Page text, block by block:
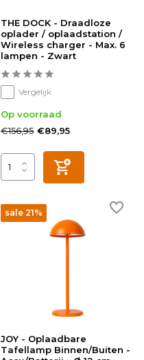
THE DOCK - Draadloze
oplader / oplaadstation /
Wireless charger - Max. 6
lampen - Zwart
Vergelijk
Op voorraad
€156,95 €89,95
sale 21%
JOY - Oplaadbare
Tafellamp Binnen/Buiten -